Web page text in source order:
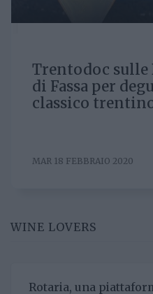
Trentodoc
di Fassa per
classico
MAR 18 FEBBRAIO 2020
WINE LOVERS
Rotaria, una